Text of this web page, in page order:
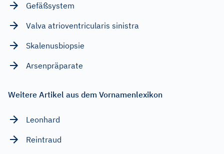
Gefäßsystem
Valva atrioventricularis sinistra
Skalenusbiopsie
Arsenpräparate
Weitere Artikel aus dem Vornamenlexikon
Leonhard
Reintraud